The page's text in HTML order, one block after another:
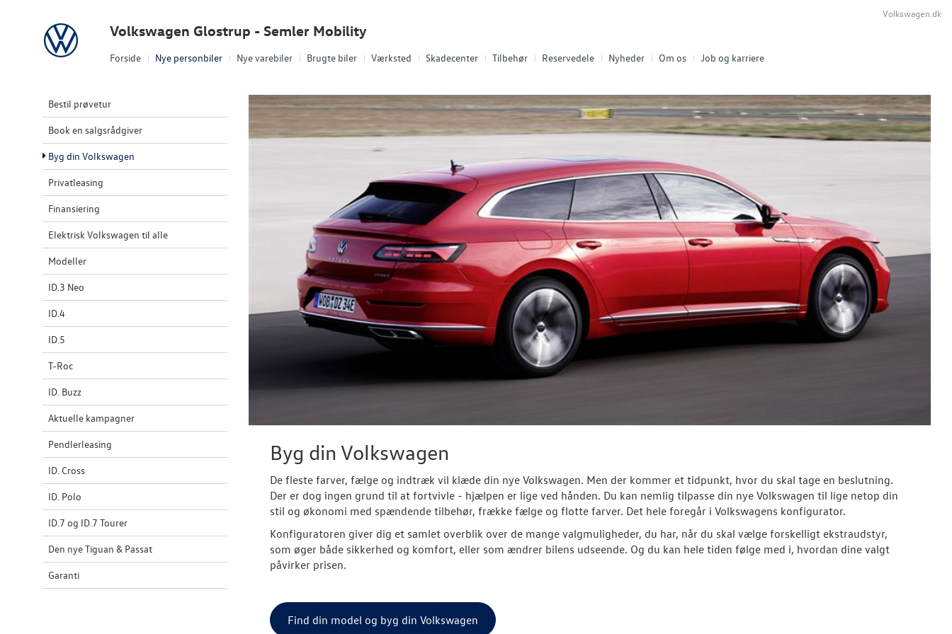
Forside Nye personbiler Nye varebiler Brugte biler Værksted Skadecenter Tilbehør Reservedele Nyheder Om os Job og karriere
Volkswagen Volkswagen Glostrup - Semler Mobility
Volkswagen.dk
Bestil prøvetur
Book en salgsrådgiver
Byg din Volkswagen
Privatleasing
Finansiering
Elektrisk Volkswagen til alle
Modeller
ID.3 Neo
ID.4
ID.5
T-Roc
ID. Buzz
Aktuelle kampagner
Pendlerleasing
ID. Cross
ID. Polo
ID.7 og ID.7 Tourer
Den nye Tiguan & Passat
Garanti
Byg din Volkswagen
De fleste farver, fælge og indtræk vil klæde din nye Volkswagen. Men der kommer et tidpunkt, hvor du skal tage en beslutning.
Der er dog ingen grund til at fortvivle - hjælpen er lige ved hånden. Du kan nemlig tilpasse din nye Volkswagen til lige netop din
stil og økonomi med spændende tilbehør, frække fælge og flotte farver. Det hele foregår i Volkswagens konfigurator.
Konfiguratoren giver dig et samlet overblik over de mange valgmuligheder, du har, når du skal vælge forskelligt ekstraudstyr,
som øger både sikkerhed og komfort, eller som ændrer bilens udseende. Og du kan hele tiden følge med i, hvordan dine valgt
påvirker prisen.
Find din model og byg din Volkswagen